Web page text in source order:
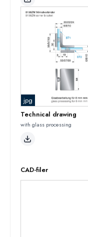
jpg
Technical drawing
with glass processing
CAD-filer